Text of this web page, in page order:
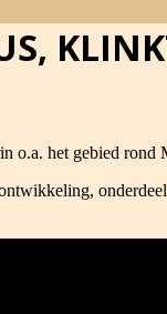
o.a. het gebied